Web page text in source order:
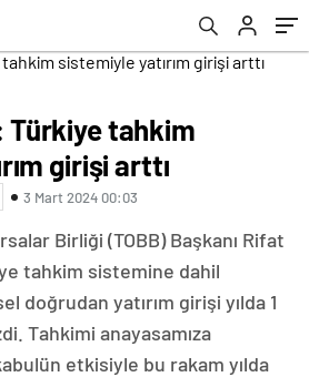
Türkiye tahkim
girişi arttı
3 Mart 2024 00:03
Birliği (TOBB) Başkanı Rifat
tahkim sistemine dahil
doğrudan yatırım girişi yılda 1
Tahkimi anayasamıza
etkisiyle bu rakam yılda